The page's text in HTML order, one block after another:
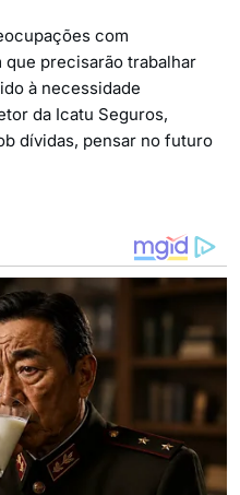
com
precisarão trabalhar
à necessidade
da Icatu Seguros,
dívidas, pensar no futuro